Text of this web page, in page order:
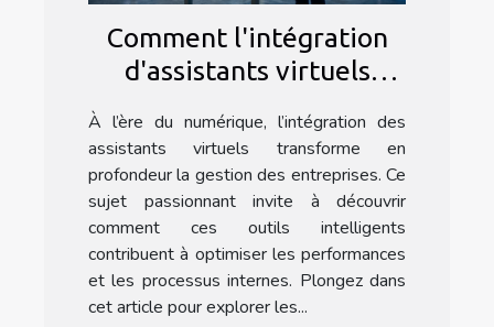
Comment l'intégration
d'assistants virtuels
opérations commerciales
?
À l’ère du numérique, l’intégration des
assistants virtuels transforme en
profondeur la gestion des entreprises. Ce
sujet passionnant invite à découvrir
comment ces outils intelligents
contribuent à optimiser les performances
et les processus internes. Plongez dans
cet article pour explorer les...